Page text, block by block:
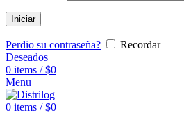
Iniciar
Perdio su contraseña?
Recordar
Deseados
0 items / $0
Menu
0 items / $0